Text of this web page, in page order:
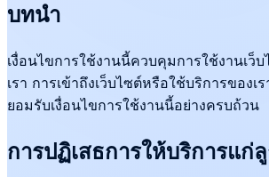
บทนำ
เงื่อนไขการใช้งานนี้ควบคุมการใช้งานเว็
เรา การเข้าถึงเว็บไซต์หรือใช้บริการของ
ยอมรับเงื่อนไขการใช้งานนี้อย่างครบถ้วน
การปฏิเสธการให้บริการแก่